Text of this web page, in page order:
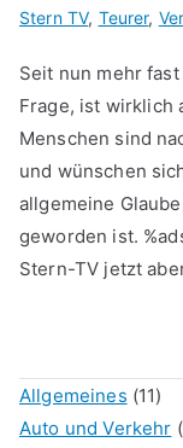
Stern TV, Teurer,
Seit nun mehr
Frage, ist wirklich
Menschen sind
und wünschen
allgemeine
geworden ist.
Stern-TV jetzt
Allgemeines (11)
Auto und Verkehr